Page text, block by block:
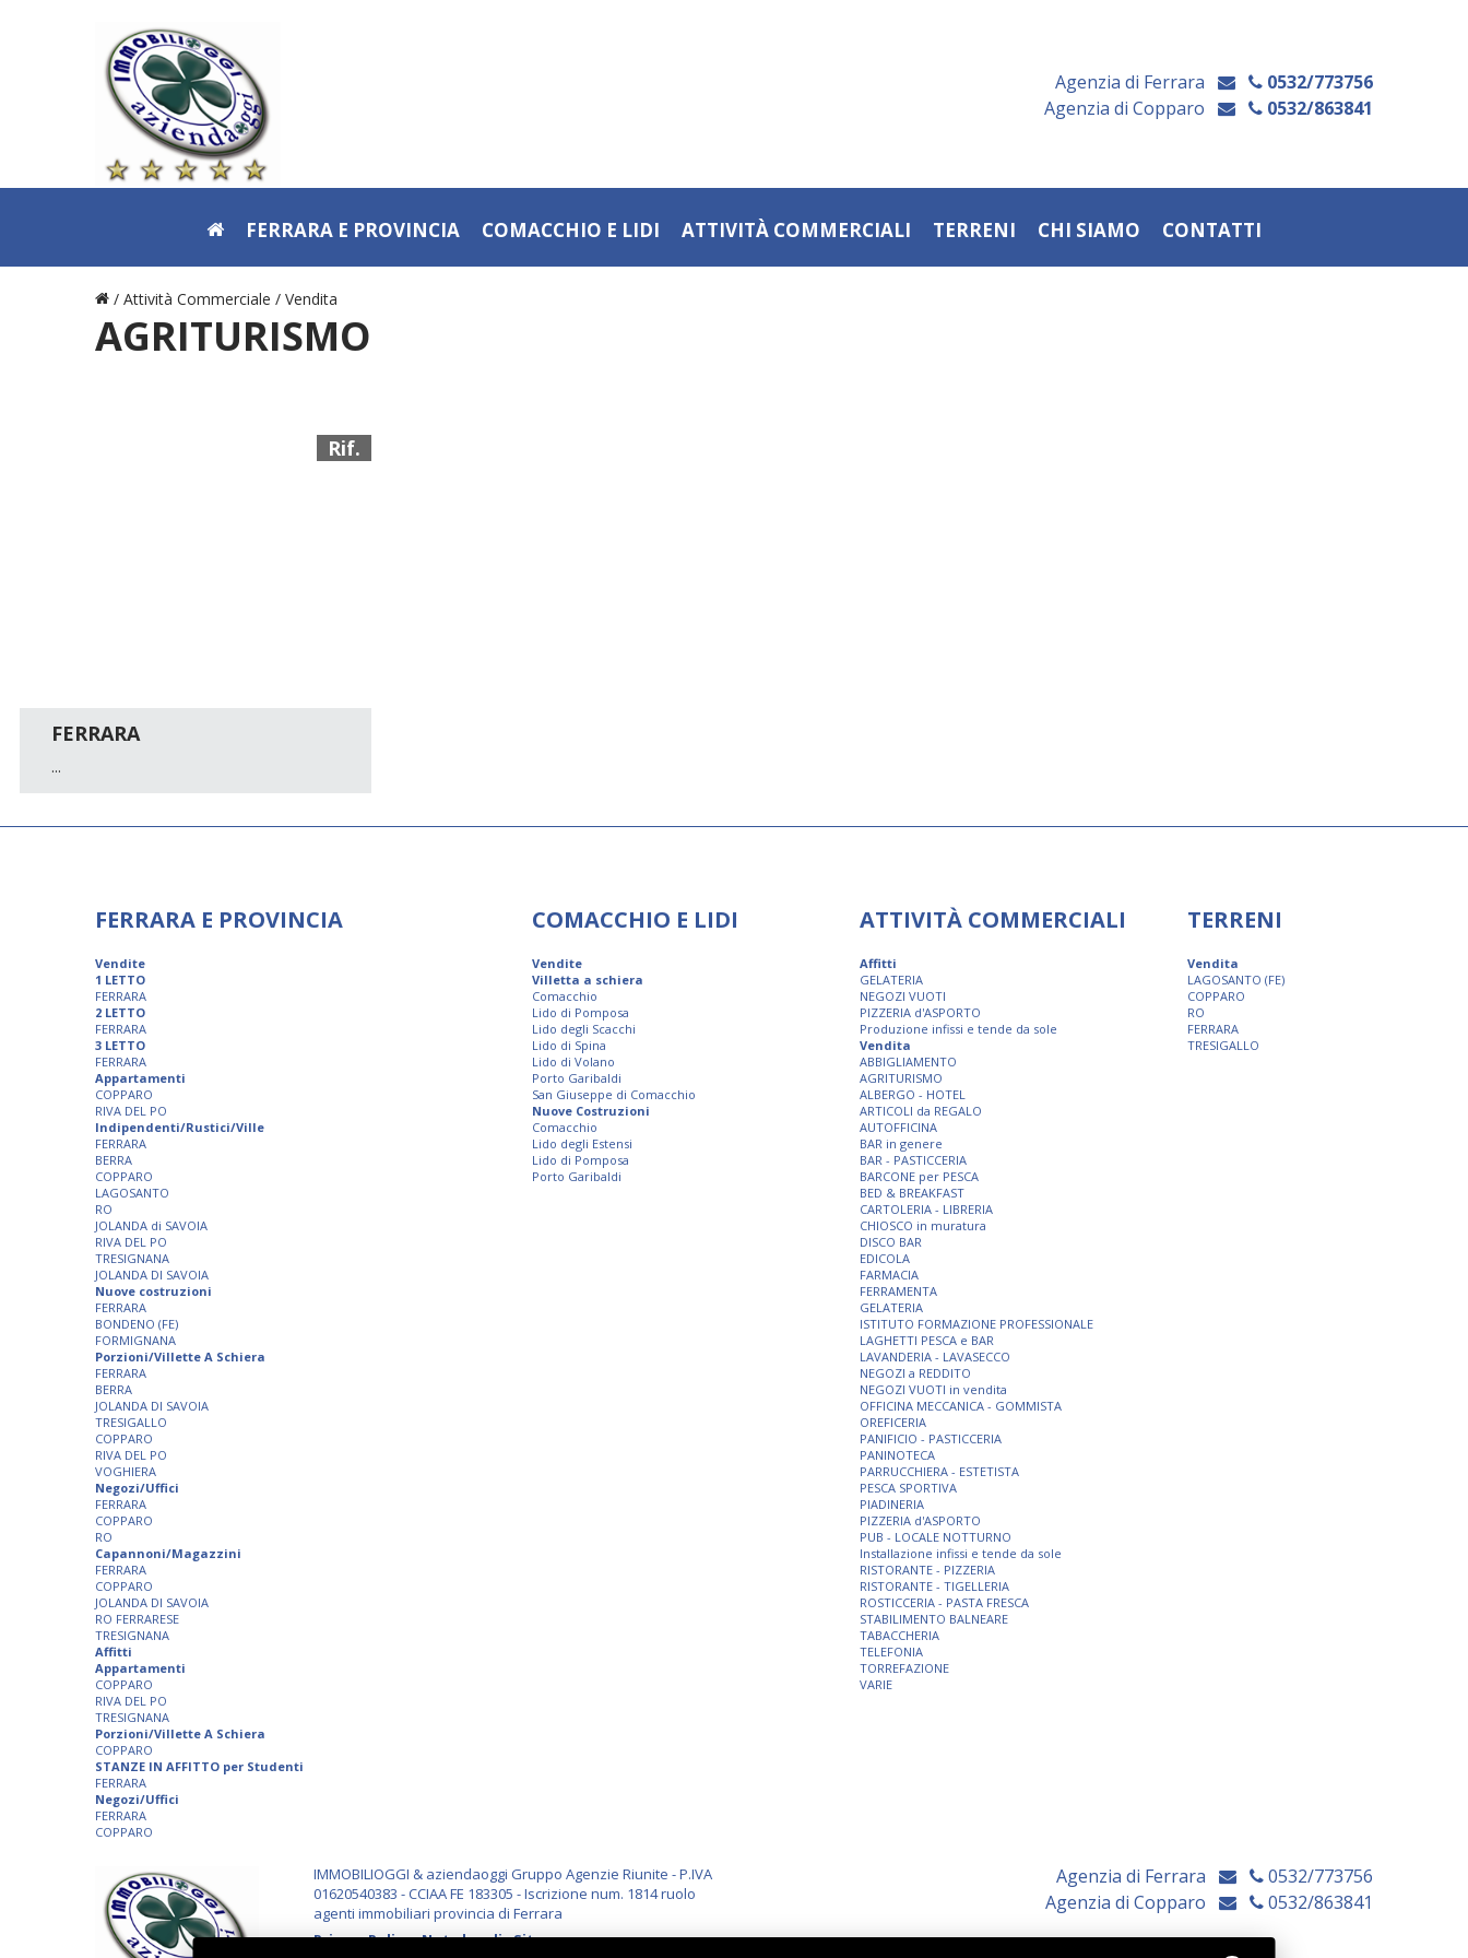
Agenzia di Ferrara
0532/773756
Agenzia di Copparo
0532/863841
FERRARA E PROVINCIA COMACCHIO E LIDI ATTIVITÀ COMMERCIALI TERRENI CHI SIAMO CONTATTI
/ Attività Commerciale / Vendita
AGRITURISMO
Rif.
FERRARA
...
FERRARA E PROVINCIA
Vendite
1 LETTO
FERRARA
2 LETTO
FERRARA
3 LETTO
FERRARA
Appartamenti
COPPARO
RIVA DEL PO
Indipendenti/Rustici/Ville
FERRARA
BERRA
COPPARO
LAGOSANTO
RO
JOLANDA di SAVOIA
RIVA DEL PO
TRESIGNANA
JOLANDA DI SAVOIA
Nuove costruzioni
FERRARA
BONDENO (FE)
FORMIGNANA
Porzioni/Villette A Schiera
FERRARA
BERRA
JOLANDA DI SAVOIA
TRESIGALLO
COPPARO
RIVA DEL PO
VOGHIERA
Negozi/Uffici
FERRARA
COPPARO
RO
Capannoni/Magazzini
FERRARA
COPPARO
JOLANDA DI SAVOIA
RO FERRARESE
TRESIGNANA
Affitti
Appartamenti
COPPARO
RIVA DEL PO
TRESIGNANA
Porzioni/Villette A Schiera
COPPARO
STANZE IN AFFITTO per Studenti
FERRARA
Negozi/Uffici
FERRARA
COPPARO
COMACCHIO E LIDI
Vendite
Villetta a schiera
Comacchio
Lido di Pomposa
Lido degli Scacchi
Lido di Spina
Lido di Volano
Porto Garibaldi
San Giuseppe di Comacchio
Nuove Costruzioni
Comacchio
Lido degli Estensi
Lido di Pomposa
Porto Garibaldi
ATTIVITÀ COMMERCIALI
Affitti
GELATERIA
NEGOZI VUOTI
PIZZERIA d'ASPORTO
Produzione infissi e tende da sole
Vendita
ABBIGLIAMENTO
AGRITURISMO
ALBERGO - HOTEL
ARTICOLI da REGALO
AUTOFFICINA
BAR in genere
BAR - PASTICCERIA
BARCONE per PESCA
BED & BREAKFAST
CARTOLERIA - LIBRERIA
CHIOSCO in muratura
DISCO BAR
EDICOLA
FARMACIA
FERRAMENTA
GELATERIA
ISTITUTO FORMAZIONE PROFESSIONALE
LAGHETTI PESCA e BAR
LAVANDERIA - LAVASECCO
NEGOZI a REDDITO
NEGOZI VUOTI in vendita
OFFICINA MECCANICA - GOMMISTA
OREFICERIA
PANIFICIO - PASTICCERIA
PANINOTECA
PARRUCCHIERA - ESTETISTA
PESCA SPORTIVA
PIADINERIA
PIZZERIA d'ASPORTO
PUB - LOCALE NOTTURNO
Installazione infissi e tende da sole
RISTORANTE - PIZZERIA
RISTORANTE - TIGELLERIA
ROSTICCERIA - PASTA FRESCA
STABILIMENTO BALNEARE
TABACCHERIA
TELEFONIA
TORREFAZIONE
VARIE
TERRENI
Vendita
LAGOSANTO (FE)
COPPARO
RO
FERRARA
TRESIGALLO
IMMOBILIOGGI & aziendaoggi Gruppo Agenzie Riunite - P.IVA
01620540383 - CCIAA FE 183305 - Iscrizione num. 1814 ruolo
agenti immobiliari provincia di Ferrara
Privacy Policy-Note legali-Sitemap
Agenzia di Ferrara
0532/773756
Agenzia di Copparo
0532/863841